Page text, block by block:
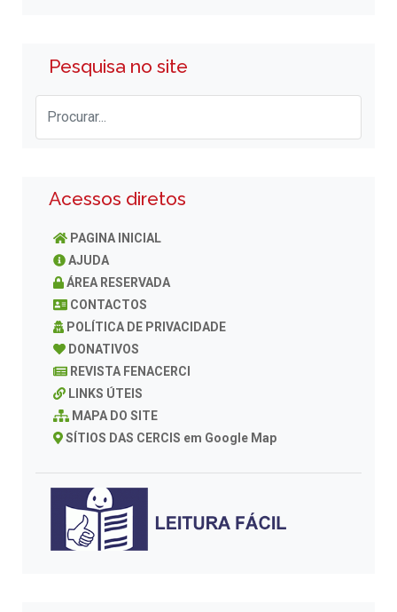
Pesquisa no site
Acessos diretos
PAGINA INICIAL
AJUDA
ÁREA RESERVADA
CONTACTOS
POLÍTICA DE PRIVACIDADE
DONATIVOS
REVISTA FENACERCI
LINKS ÚTEIS
MAPA DO SITE
SÍTIOS DAS CERCIS em Google Map